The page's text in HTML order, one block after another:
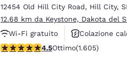
12454 Old Hill City Road, Hill City,
12.68 km da Keystone, Dakota del
Wi-Fi gratuito
Colazione
Valutazione di 4.54 stelle. Ottimo.
4.5Ottimo(1.605)